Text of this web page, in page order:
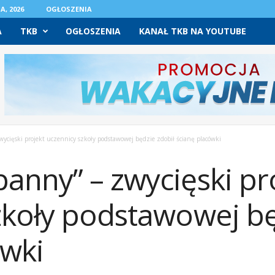
2026 OGŁOSZENIA
TKB OGŁOSZENIA KANAŁ TKB NA YOUTUBE
projekt uczennicy szkoły podstawowej będzie zdobił ścianę placówki
– zwycięski
podstawowej